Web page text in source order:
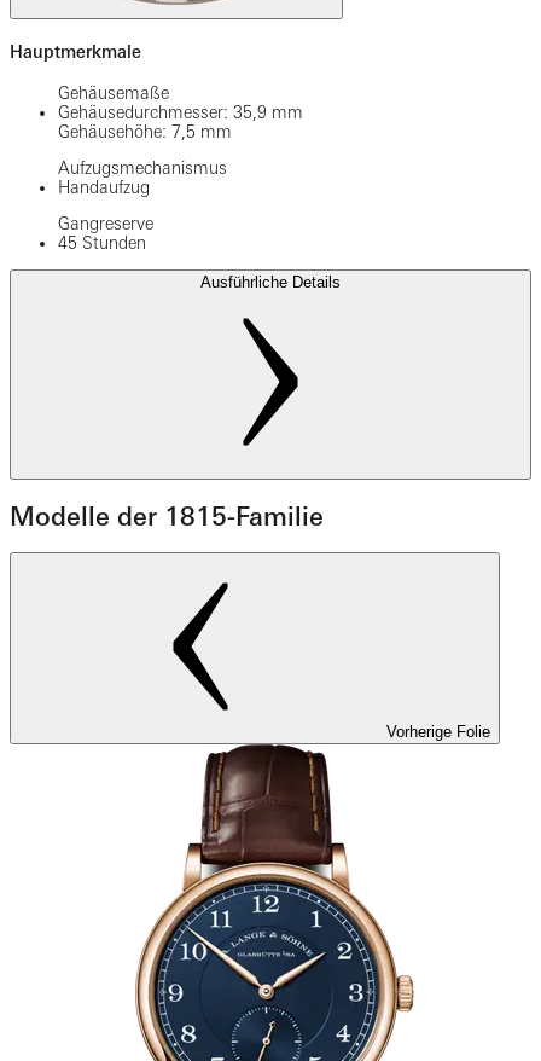
Hauptmerkmale
Gehäusemaße
Gehäusedurchmesser: 35,9 mm
Gehäusehöhe: 7,5 mm
Aufzugsmechanismus
Handaufzug
Gangreserve
45 Stunden
Ausführliche Details
Modelle der 1815-Familie
Vorherige Folie